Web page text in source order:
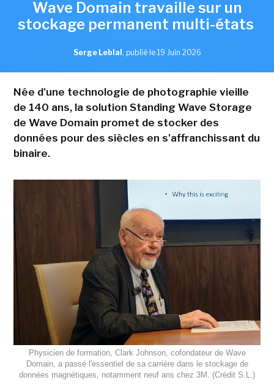
Wave Domain travaille sur un
stockage permanent multi-états
Serge Leblal , publié le 19 Juin 2026
Née d'une technologie de photographie vieille
de 140 ans, la solution Standing Wave Storage
de Wave Domain promet de stocker des
données pour des siècles en s'affranchissant du
binaire.
Physicien de formation, Clark Johnson, cofondateur de Wave
Domain, a passé l'essentiel de sa carrière dans le stockage de
données magnétiques, notamment neuf ans chez 3M. (Crédit S.L.)